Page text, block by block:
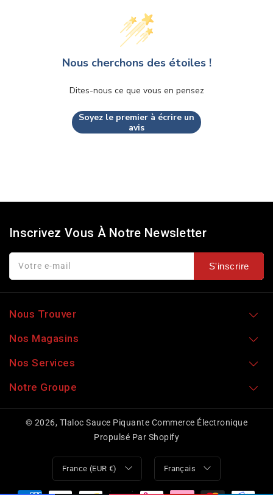
Nous cherchons des étoiles !
Dites-nous ce que vous en pensez
Soyez le premier à écrire un
avis
Inscrivez Vous À Notre Newsletter
Votre e-mail S'inscrire
Nous Trouver
Nos Magasins
Nos Services
Notre Groupe
© 2026, Tlaloc Sauce Piquante Commerce Électronique
Propulsé Par Shopify
France (EUR €) Français